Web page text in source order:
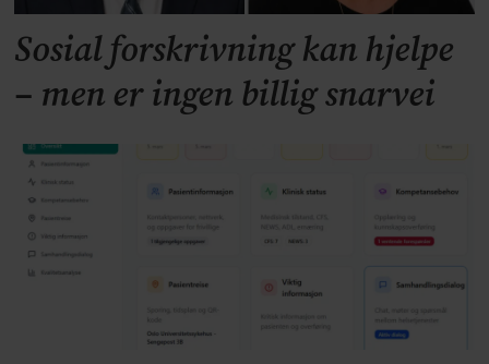
Sosial forskrivning kan hjelpe
– men er ingen billig snarvei